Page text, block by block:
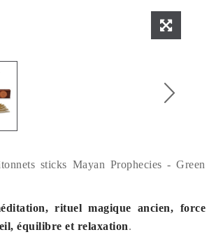
sticks Mayan Prophecies - Green
rituel magique ancien, force
équilibre et relaxation.